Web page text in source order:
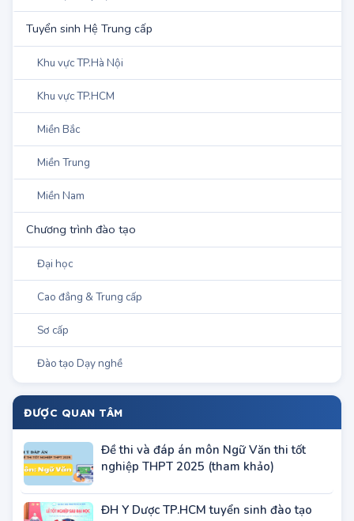
Miền Bắc
Miền Trung - Tây Nguyên
Miền Nam
Quân Đội - Công An
Tuyển Sinh Hệ Cao đẳng
Khu vực TP.Hà Nội
Khu vực TP.HCM
Miền Bắc
Miền Trung - Tây Nguyên
Miền Nam
Đào tạo sư phạm
Khu vực TP.Hà Nội
Khu vực TP.HCM
Miền Bắc
Miền Trung